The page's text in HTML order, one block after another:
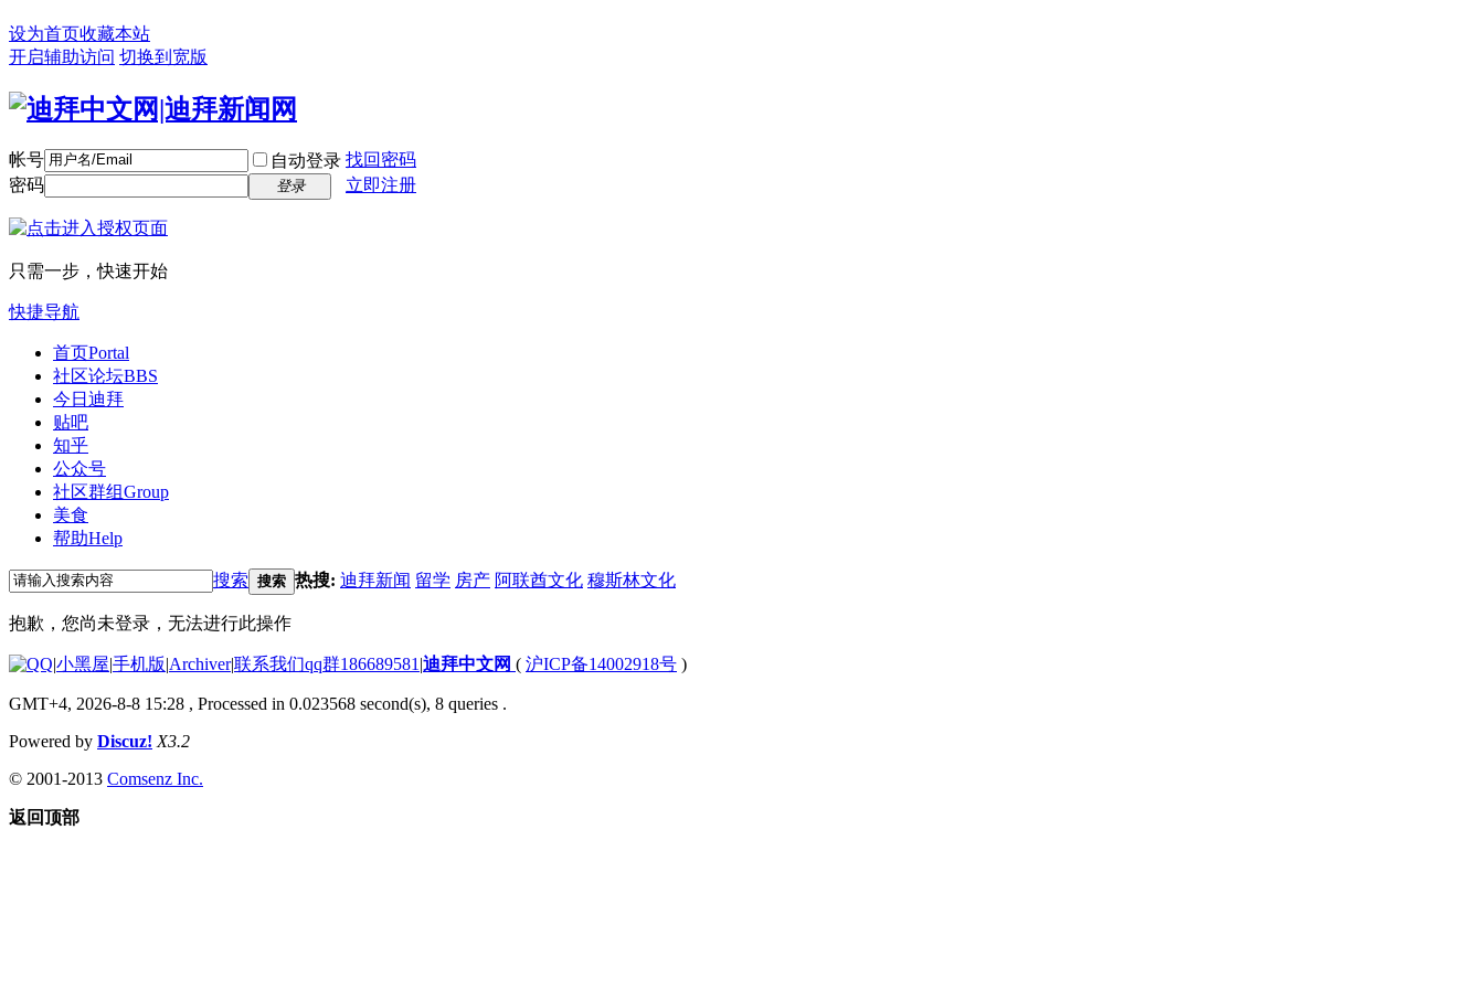
设为首页收藏本站
开启辅助访问 切换到宽版
帐号 自动登录 找回密码
密码
登录 立即注册
只需一步，快速开始
快捷导航
首页Portal
社区论坛BBS
今日迪拜
贴吧
知乎
公众号
社区群组Group
美食
帮助Help
搜索 搜索 热搜: 迪拜新闻 留学 房产 阿联酋文化 穆斯林文化
抱歉，您尚未登录，无法进行此操作
|小黑屋|手机版|Archiver|联系我们qq群186689581 |迪拜中文网 ( 沪ICP备14002918号 )
GMT+4, 2026-8-8 15:28 , Processed in 0.023568 second(s), 8 queries .
Powered by Discuz! X3.2
© 2001-2013 Comsenz Inc.
返回顶部